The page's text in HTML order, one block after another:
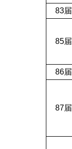
83届
85届
86届
87届